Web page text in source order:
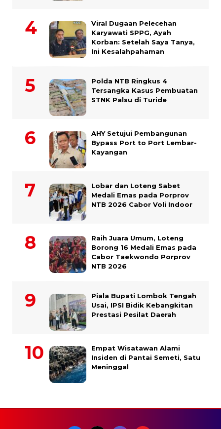
Viral Dugaan Pelecehan
Karyawati SPPG, Ayah
Korban: Setelah Saya Tanya,
Ini Kesalahpahaman
Polda NTB Ringkus 4
Tersangka Kasus Pembuatan
STNK Palsu di Turide
AHY Setujui Pembangunan
Bypass Port to Port Lembar-
Kayangan
Lobar dan Loteng Sabet
Medali Emas pada Porprov
NTB 2026 Cabor Voli Indoor
Raih Juara Umum, Loteng
Borong 16 Medali Emas pada
Cabor Taekwondo Porprov
NTB 2026
Piala Bupati Lombok Tengah
Usai, IPSI Bidik Kebangkitan
Prestasi Pesilat Daerah
Empat Wisatawan Alami
Insiden di Pantai Semeti, Satu
Meninggal